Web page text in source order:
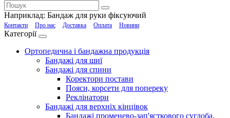
Наприклад: Бандаж для руки фіксуючий
Контакти Про нас Доставка Оплата Новини
Категорії
Ортопедична і бандажна продукція
Бандажі для шиї
Бандажі для спини
Коректори постави
Пояси, корсети для попереку
Реклінатори
Бандажі для верхніх кінцівок
Бандажі променево-зап'ясткового суглоба,